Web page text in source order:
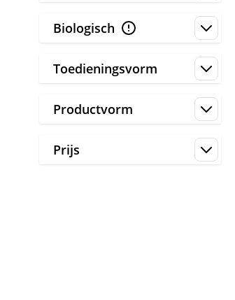
Biologisch
Toedieningsvorm
Productvorm
Prijs